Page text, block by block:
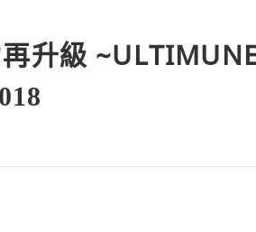
升級